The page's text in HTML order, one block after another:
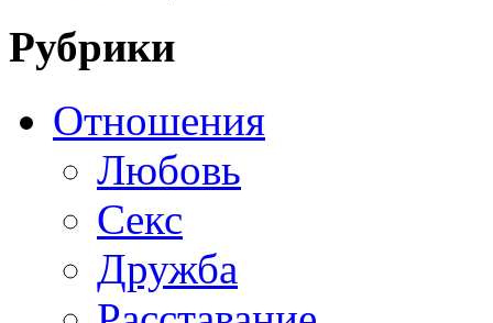
Рубрики
Отношения
Любовь
Секс
Дружба